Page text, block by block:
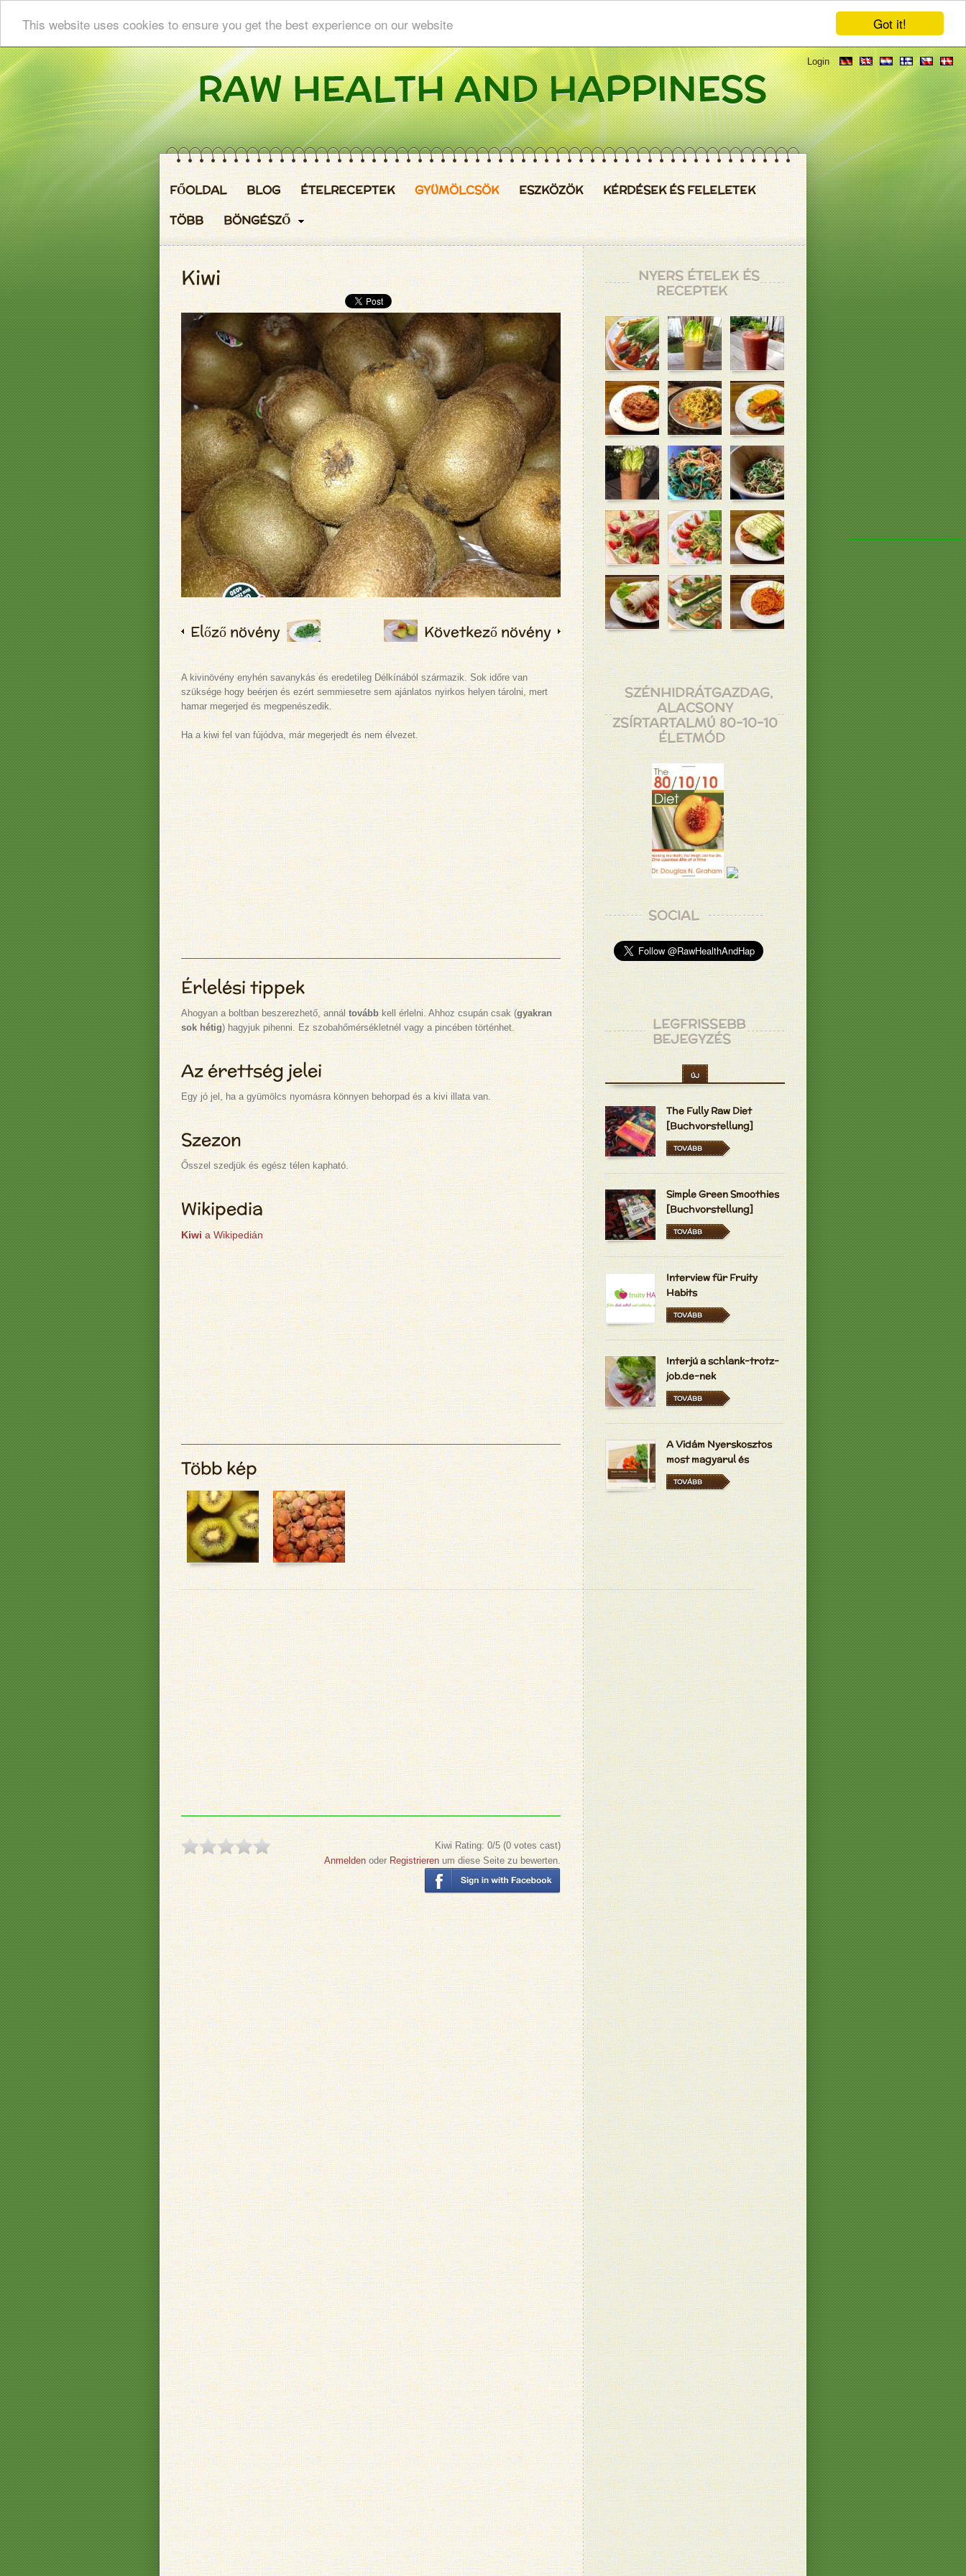
Got it!
This website uses cookies to ensure you get the best experience on our website
Login
FŐOLDAL BLOG ÉTELRECEPTEK GYÜMÖLCSÖK ESZKÖZÖK
KÉRDÉSEK ÉS FELELETEK
TÖBB
BÖNGÉSZŐ
Kiwi
Előző növény Következő növény
A kivinövény enyhén savanykás és eredetileg Délkínából származik. Sok időre van
szüksége hogy beérjen és ezért semmiesetre sem ajánlatos nyirkos helyen tárolni, mert
hamar megerjed és megpenészedik.
Ha a kiwi fel van fújódva, már megerjedt és nem élvezet.
Érlelési tippek
Ahogyan a boltban beszerezhető, annáltovábbkell érlelni. Ahhoz csupán csak (gyakran
sok hétig) hagyjuk pihenni. Ez szobahőmérsékletnél vagy a pincében történhet.
Az érettség jelei
Egy jó jel, ha a gyümölcs nyomásra könnyen behorpad és a kivi illata van.
Szezon
Ősszel szedjük és egész télen kapható.
Wikipedia
Kiwia Wikipedián
Több kép
Kiwi Rating:0/5 (0votes cast)
AnmeldenoderRegistrierenum diese Seite zu bewerten.
NYERS ÉTELEK ÉS
RECEPTEK
SZÉNHIDRÁTGAZDAG,
ALACSONY
ZSÍRTARTALMÚ 80-10-10
ÉLETMÓD
SOCIAL
LEGFRISSEBB
BEJEGYZÉS
ÚJ
The Fully Raw Diet
[Buchvorstellung]
TOVÁBB
Simple Green Smoothies
[Buchvorstellung]
TOVÁBB
Interview für Fruity
Habits
TOVÁBB
Interjú a schlank-trotz-
job.de-nek
TOVÁBB
A Vidám Nyerskosztos
most magyarul és
hollandul is elérhető
TOVÁBB